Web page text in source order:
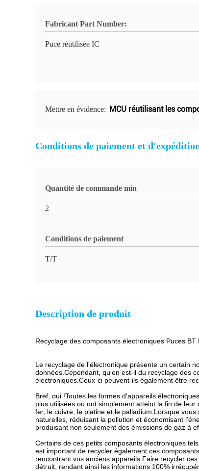
Fabricant Part Number:
Puce réutilisée IC
Mettre en évidence: MCU réutilisant les
Conditions de paiement et
Quantité de commande min
2
Conditions de paiement
T/T
Description de produit
Recyclage des composants électroniques Puces
Le recyclage de l'électronique présente un certain
données.Cependant, qu'en est-il du recyclage des
électroniques.Ceux-ci peuvent-ils également être
Bref, oui !Toutes les formes d'appareils
plus utilisées ou ont simplement atteint la fin de
fer, le cuivre, le platine et le palladium.Lorsque
naturelles, réduisant la pollution et économisant
produisant non seulement des émissions de gaz à
Certains de ces petits composants électroniques
est important de recycler également ces
rencontrant vos anciens appareils.Faire recycler
détruit, rendant ainsi les informations 100%